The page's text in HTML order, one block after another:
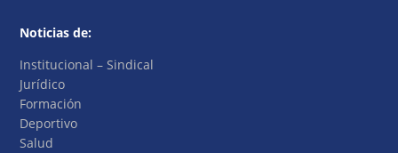
Noticias de:
Institucional – Sindical
Jurídico
Formación
Deportivo
Salud